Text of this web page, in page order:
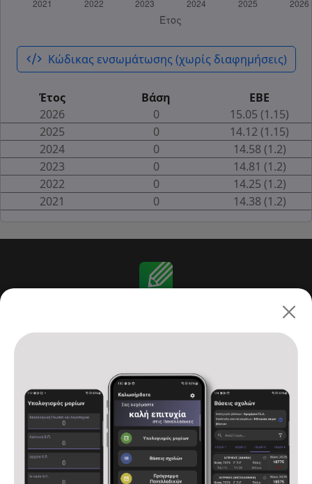
code_xml Κώδικας ενσωμάτωσης (χωρίς διαφημήσεις)
Έτος Βάση
ΕΒΕ
2026
0
15.05 (1.15)
2025
0
14.12 (1.15)
2024
0
14.58 (1.2)
2023
0
14.81 (1.2)
2022
0
14.25 (1.2)
2021
0 14.38 (1.2)
Αρχική
Υπολογισμός μορίων
Βάσεις σχολών